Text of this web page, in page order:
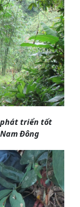
phát triển tốt
Đông